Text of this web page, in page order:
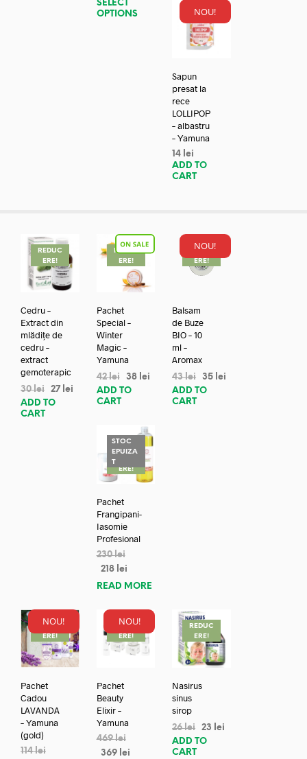
SELECT
OPTIONS
NOU!
Sapun
presat la
rece
LOLLIPOP
– albastru
– Yamuna
14 lei
ADD TO
CART
REDUC
ERE!
Cedru –
Extract din
mlădițe de
cedru –
extract
gemoterapic
30lei 27 lei
ADD TO
CART
REDUC
ERE!
Pachet
Special –
Winter
Magic –
Yamuna
42lei 38 lei
ADD TO
CART
NOU!
REDUC
ERE!
Balsam
de Buze
BIO – 10
ml –
Aromax
43lei 35 lei
ADD TO
CART
STOC
EPUIZA
TREDUC
ERE!
Pachet
Frangipani-
Iasomie
Profesional
230lei
218 lei
READ MORE
NOU!
REDUC
ERE!
Pachet
Cadou
LAVANDA
– Yamuna
(gold)
114lei
NOU!
REDUC
ERE!
Pachet
Beauty
Elixir –
Yamuna
469lei
369 lei
REDUC
ERE!
Nasirus
sinus
sirop
26lei 23
lei
ADD TO
CART